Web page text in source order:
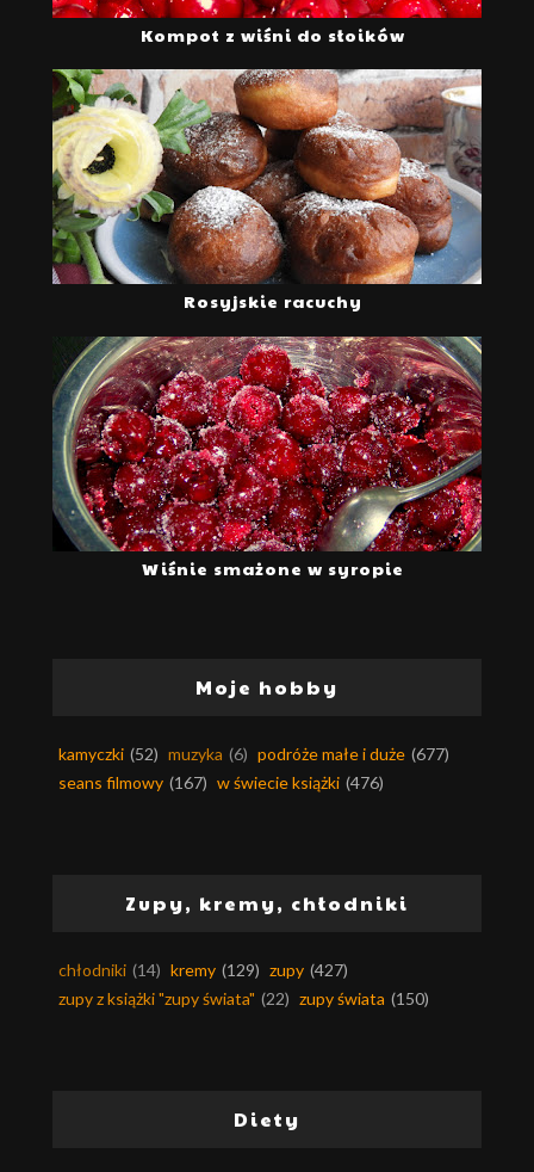
Kompot z wiśni do słoików
Rosyjskie racuchy
Wiśnie smażone w syropie
Moje hobby
kamyczki (52) muzyka (6) podróże małe i duże (677)
seans filmowy (167) w świecie książki (476)
Zupy, kremy, chłodniki
chłodniki (14) kremy (129) zupy (427)
zupy z książki "zupy świata" (22) zupy świata (150)
Diety